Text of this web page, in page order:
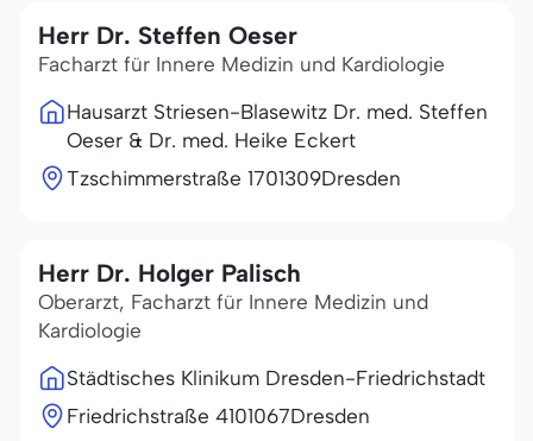
Herr Dr. Steffen Oeser
Facharzt für Innere Medizin und Kardiologie
Hausarzt Striesen-Blasewitz Dr. med. Steffen
Oeser & Dr. med. Heike Eckert
Tzschimmerstraße 1701309Dresden
Herr Dr. Holger Palisch
Oberarzt, Facharzt für Innere Medizin und
Kardiologie
Städtisches Klinikum Dresden-Friedrichstadt
Friedrichstraße 4101067Dresden